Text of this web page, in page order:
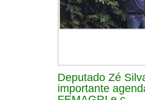
Deputado Zé
importante